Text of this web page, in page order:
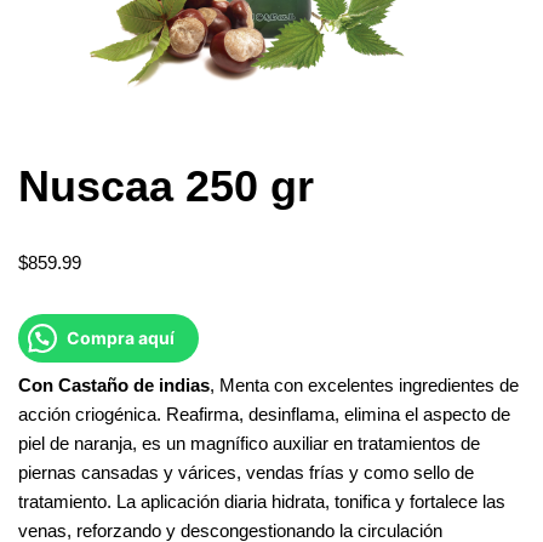
Nuscaa 250 gr
$859.99
Compra aquí
Con Castaño de indias, Menta con excelentes ingredientes de
acción criogénica. Reafirma, desinflama, elimina el aspecto de
piel de naranja, es un magnífico auxiliar en tratamientos de
piernas cansadas y várices, vendas frías y como sello de
tratamiento. La aplicación diaria hidrata, tonifica y fortalece las
venas, reforzando y descongestionando la circulación